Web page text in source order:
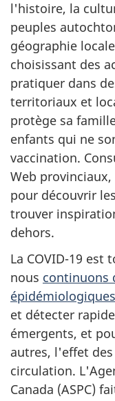
l'histoire, la
peuples
géographie
choisissant des
pratiquer dans
territoriaux et
protège sa
enfants qui ne
vaccination.
Web
pour découvrir
trouver
dehors.
La COVID-19 est
nous continuons
et détecter
émergents, et
autres, l'effet
circulation.
Canada (ASPC)